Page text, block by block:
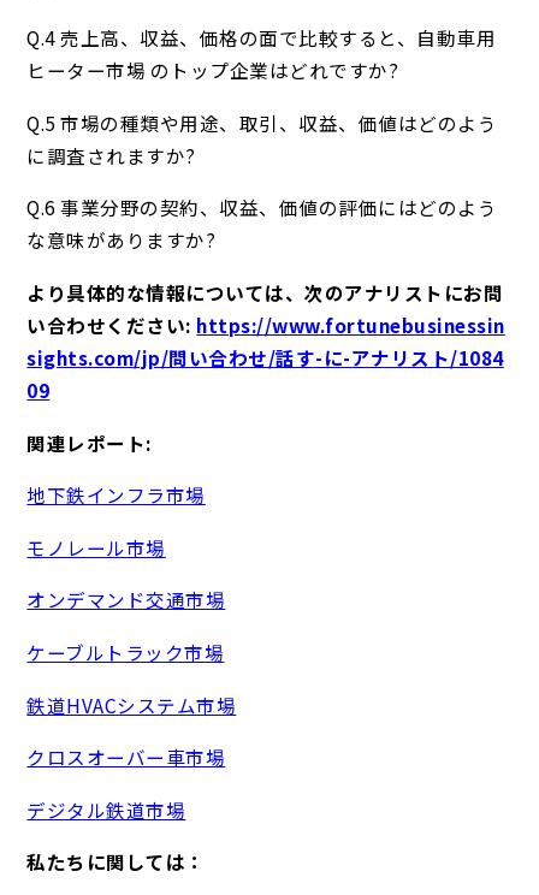
Q.4 売上高、収益、価格の面で比較すると、自動車用
ヒーター市場 のトップ企業はどれですか?
Q.5 市場の種類や用途、取引、収益、価値はどのよう
に調査されますか?
Q.6 事業分野の契約、収益、価値の評価にはどのよう
な意味がありますか?
より具体的な情報については、次のアナリストにお問
い合わせください: https://www.fortunebusinessin
sights.com/jp/問い合わせ/話す-に-アナリスト/1084
09
関連レポート:
地下鉄インフラ市場
モノレール市場
オンデマンド交通市場
ケーブルトラック市場
鉄道HVACシステム市場
クロスオーバー車市場
デジタル鉄道市場
私たちに関しては：